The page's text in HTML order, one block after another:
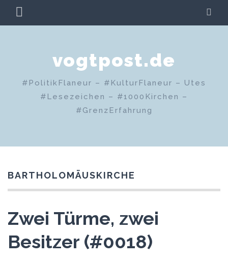
Zum
Inhalt MENÜ
vogtpost.de
#PolitikFlaneur – #KulturFlaneur – Utes
#Lesezeichen – #1000Kirchen –
#GrenzErfahrung
BARTHOLOMÄUSKIRCHE
Zwei Türme, zwei
Besitzer (#0018)